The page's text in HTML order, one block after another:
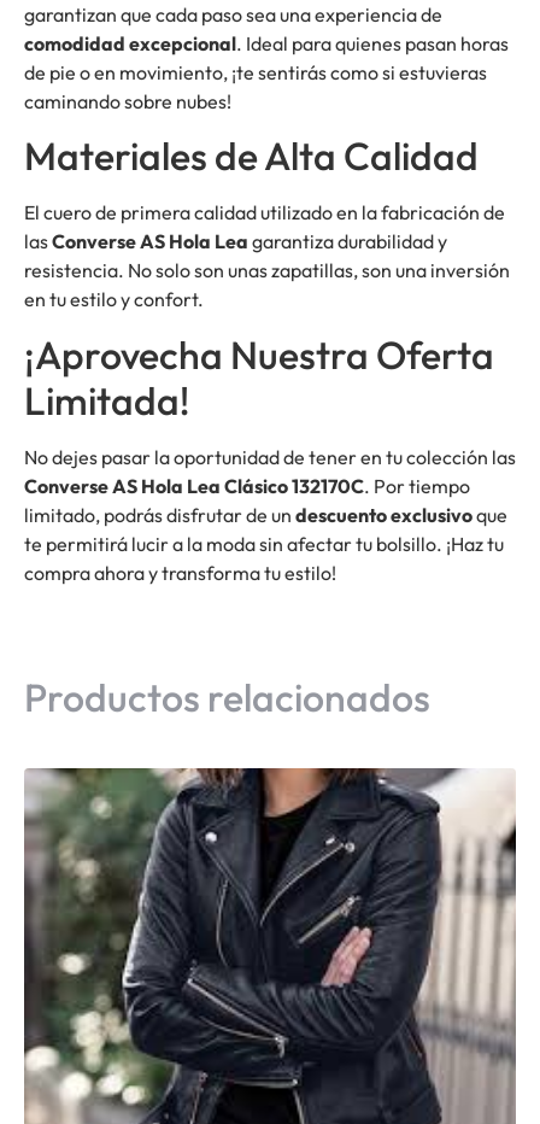
garantizan que cada paso sea una experiencia de
comodidad excepcional. Ideal para quienes pasan horas
de pie o en movimiento, ¡te sentirás como si estuvieras
caminando sobre nubes!
Materiales de Alta Calidad
El cuero de primera calidad utilizado en la fabricación de
lasConverse AS Hola Lea garantiza durabilidad y
resistencia. No solo son unas zapatillas, son una inversión
en tu estilo y confort.
¡Aprovecha Nuestra Oferta
Limitada!
No dejes pasar la oportunidad de tener en tu colección las
Converse AS Hola Lea Clásico 132170C. Por tiempo
limitado, podrás disfrutar de un descuento exclusivoque
te permitirá lucir a la moda sin afectar tu bolsillo. ¡Haz tu
compra ahora y transforma tu estilo!
Productos relacionados